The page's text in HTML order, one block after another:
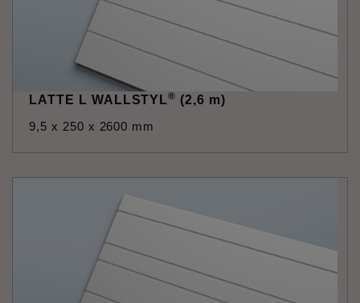
LATTE L WALLSTYL® (2,6 m)
9,5 x 250 x 2600 mm